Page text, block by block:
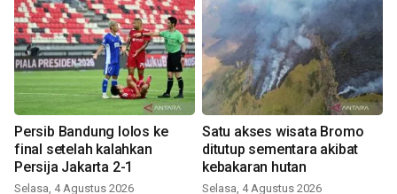
Persib Bandung lolos ke
final setelah kalahkan
Persija Jakarta 2-1
Selasa, 4 Agustus 2026
Satu akses wisata Bromo
ditutup sementara akibat
kebakaran hutan
Selasa, 4 Agustus 2026